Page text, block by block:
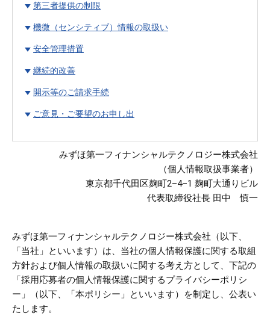
データアナリティクス
スマート農業分野での
為替
ESG デリバティブズ
証券化
新株予約権・優先株評
価
第三者提供の制限
機微（センシティブ）情報の取扱い
安全管理措置
継続的改善
開示等のご請求手続
ご意見・ご要望のお申し出
みずほ第一フィナンシャルテクノロジー株式会社
（個人情報取扱事業者）
東京都千代田区麹町2–4–1 麹町大通りビル
代表取締役社長 田中 慎一
みずほ第一フィナンシャルテクノロジー株式会社（以下、
「当社」といいます）は、当社の個人情報保護に関する取組
方針および個人情報の取扱いに関する考え方として、下記の
「採用応募者の個人情報保護に関するプライバシーポリシ
ー」（以下、「本ポリシー」といいます）を制定し、公表い
たします。